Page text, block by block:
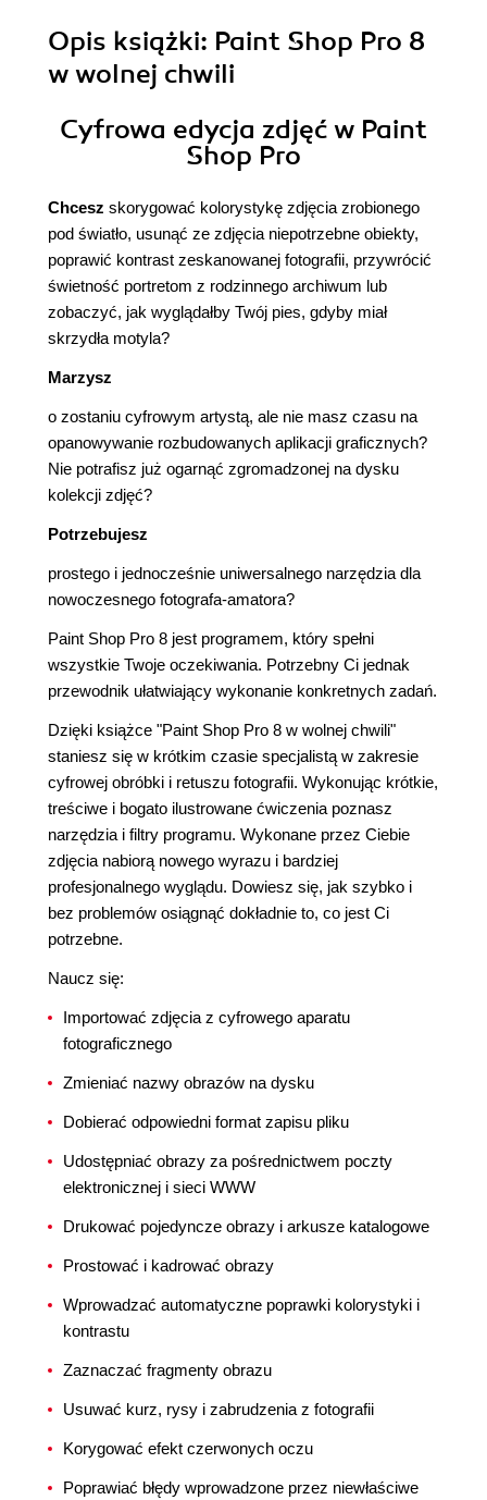
Opis książki: Paint Shop Pro 8
w wolnej chwili
Cyfrowa edycja zdjęć w Paint
Shop Pro
Chcesz skorygować kolorystykę zdjęcia zrobionego
pod światło, usunąć ze zdjęcia niepotrzebne obiekty,
poprawić kontrast zeskanowanej fotografii, przywrócić
świetność portretom z rodzinnego archiwum lub
zobaczyć, jak wyglądałby Twój pies, gdyby miał
skrzydła motyla?
Marzysz
o zostaniu cyfrowym artystą, ale nie masz czasu na
opanowywanie rozbudowanych aplikacji graficznych?
Nie potrafisz już ogarnąć zgromadzonej na dysku
kolekcji zdjęć?
Potrzebujesz
prostego i jednocześnie uniwersalnego narzędzia dla
nowoczesnego fotografa-amatora?
Paint Shop Pro 8 jest programem, który spełni
wszystkie Twoje oczekiwania. Potrzebny Ci jednak
przewodnik ułatwiający wykonanie konkretnych zadań.
Dzięki książce "Paint Shop Pro 8 w wolnej chwili"
staniesz się w krótkim czasie specjalistą w zakresie
cyfrowej obróbki i retuszu fotografii. Wykonując krótkie,
treściwe i bogato ilustrowane ćwiczenia poznasz
narzędzia i filtry programu. Wykonane przez Ciebie
zdjęcia nabiorą nowego wyrazu i bardziej
profesjonalnego wyglądu. Dowiesz się, jak szybko i
bez problemów osiągnąć dokładnie to, co jest Ci
potrzebne.
Naucz się:
Importować zdjęcia z cyfrowego aparatu
fotograficznego
Zmieniać nazwy obrazów na dysku
Dobierać odpowiedni format zapisu pliku
Udostępniać obrazy za pośrednictwem poczty
elektronicznej i sieci WWW
Drukować pojedyncze obrazy i arkusze katalogowe
Prostować i kadrować obrazy
Wprowadzać automatyczne poprawki kolorystyki i
kontrastu
Zaznaczać fragmenty obrazu
Usuwać kurz, rysy i zabrudzenia z fotografii
Korygować efekt czerwonych oczu
Poprawiać błędy wprowadzone przez niewłaściwe